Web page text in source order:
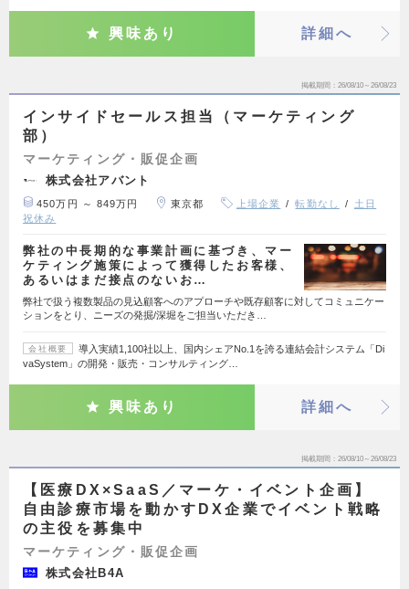
興味あり 詳細へ
掲載期間 26/08/10～26/08/23
インサイドセールス担当（マーケティング
部）
マーケティング・販促企画
株式会社アバント
450万円 ～ 849万円 東京都 上場企業 転勤なし
土日
祝休み
弊社の中長期的な事業計画に基づき、マー
ケティング施策によって獲得したお客様、
あるいはまだ接点のないお…
弊社で扱う複数製品の見込顧客へのアプローチや既存顧客に対してコミュニケー
ションをとり、ニーズの発掘/深堀をご担当いただき…
会社概要
導入実績1,100社以上、国内シェアNo.1を誇る連結会計システム「Di
vaSystem」の開発・販売・コンサルティング…
興味あり 詳細へ
掲載期間 26/08/10～26/08/23
【医療DX×SaaS／マーケ・イベント企画】
自由診療市場を動かすDX企業でイベント戦略
の主役を募集中
マーケティング・販促企画
株式会社B4A